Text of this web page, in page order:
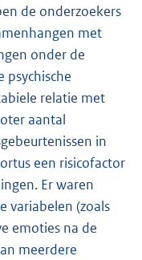
de onderzoekers
met
onder de
psychische
relatie met
aantal
in
een risicofactor
Er waren
variabelen (zoals
emoties na de
meerdere